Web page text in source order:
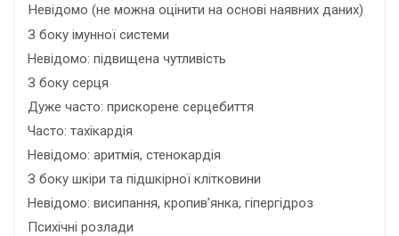
Невідомо (не можна оцінити на основі наявних даних)
З боку імунної системи
Невідомо: підвищена чутливість
З боку серця
Дуже часто: прискорене серцебиття
Часто: тахікардія
Невідомо: аритмія, стенокардія
З боку шкіри та підшкірної клітковини
Невідомо: висипання, кропив’янка, гіпергідроз
Психічні розлади